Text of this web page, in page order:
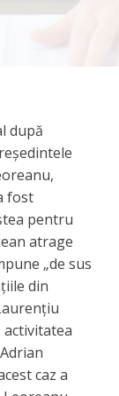
după
fost
pentru
atrage
„de sus
din
activitatea
caz a